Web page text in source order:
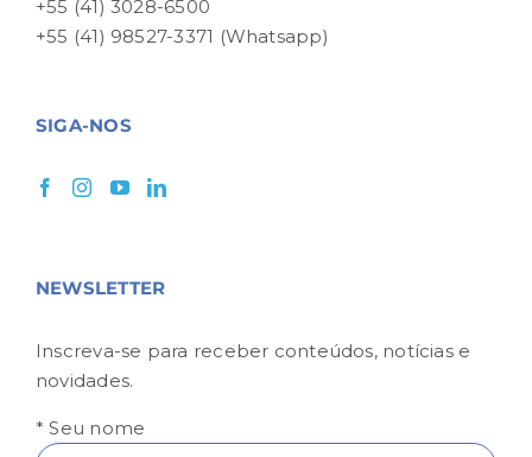
+55 (41) 3028-6500
+55 (41) 98527-3371 (Whatsapp)
SIGA-NOS
NEWSLETTER
Inscreva-se para receber conteúdos, notícias e
novidades.
* Seu nome